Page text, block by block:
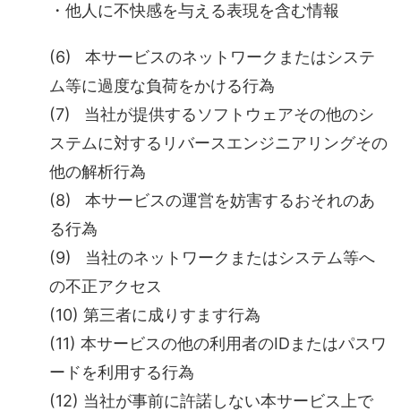
・他人に不快感を与える表現を含む情報
(6) 本サービスのネットワークまたはシステ
ム等に過度な負荷をかける行為
(7) 当社が提供するソフトウェアその他のシ
ステムに対するリバースエンジニアリングその
他の解析行為
(8) 本サービスの運営を妨害するおそれのあ
る行為
(9) 当社のネットワークまたはシステム等へ
の不正アクセス
(10) 第三者に成りすます行為
(11) 本サービスの他の利用者のIDまたはパスワ
ードを利用する行為
(12) 当社が事前に許諾しない本サービス上で